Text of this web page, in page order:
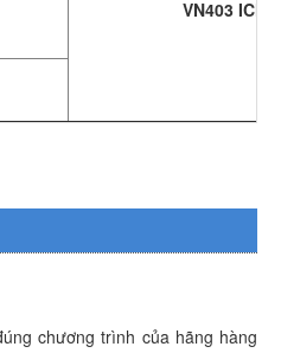
VN403 ICN-
chương trình của hãng hàng